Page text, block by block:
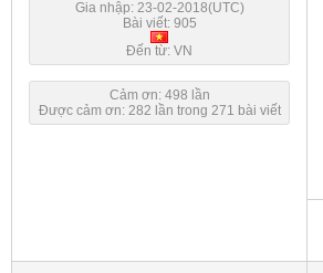
Gia nhập: 23-02-2018(UTC)
Bài viết: 905
Đến từ: VN
Cảm ơn: 498 lần
Được cảm ơn: 282 lần trong 271 bài viết